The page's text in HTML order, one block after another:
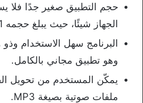
حجم التطبيق صغير جدًا فلا
الجهاز شيئًا، حيث يبلغ حجمه 11 ميجا فقط.
البرنامج سهل الاستخدام
وهو تطبيق مجاني بالكامل.
يمكّن المستخدم من تحويل
ملفات صوتية بصيغة MP3.